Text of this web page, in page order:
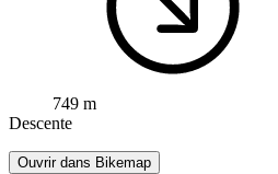
749 m
Descente
Ouvrir dans Bikemap